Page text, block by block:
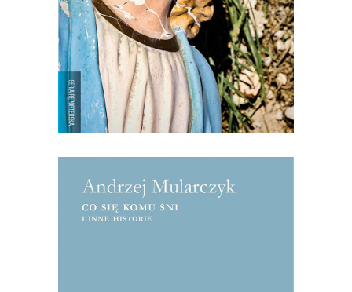
Europy. Do rangi symbolu […]
29.00zł 14.50 zł
KSIĄŻKA DO KOSZYKA
[EBOOK] Andrzej Mularczyk – CO
SIĘ KOMU ŚNI I INNE